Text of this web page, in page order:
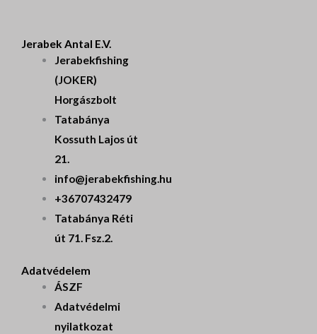
Jerabek Antal E.V.
Jerabekfishing
(JOKER)
Horgászbolt
Tatabánya
Kossuth Lajos út
21.
info@jerabekfishing.hu
+36707432479
Tatabánya Réti
út 71. Fsz.2.
Adatvédelem
ÁSZF
Adatvédelmi
nyilatkozat